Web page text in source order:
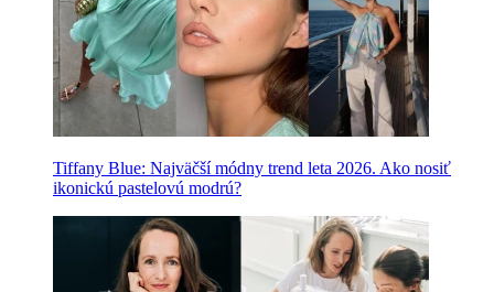
Tiffany Blue: Najväčší módny trend leta 2026. Ako nosiť
ikonickú pastelovú modrú?